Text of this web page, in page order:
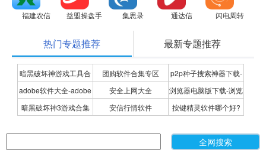
福建农信 益盟操盘手 集思录 通达信 闪电周转
热门专题推荐 最新专题推荐
暗黑破坏神游戏工具合
集
团购软件合集专区
p2p种子搜索神器下载-
P2P种子搜索神器专题
adobe软件大全-adobe
全系列软件下载-adobe
安全上网大全
浏览器电脑版下载-浏览
器下载合集
暗黑破坏神3游戏合集 安信行情软件
按键精灵软件哪个好?